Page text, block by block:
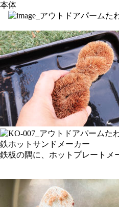
鉄板の隅に、ホットプレートメ